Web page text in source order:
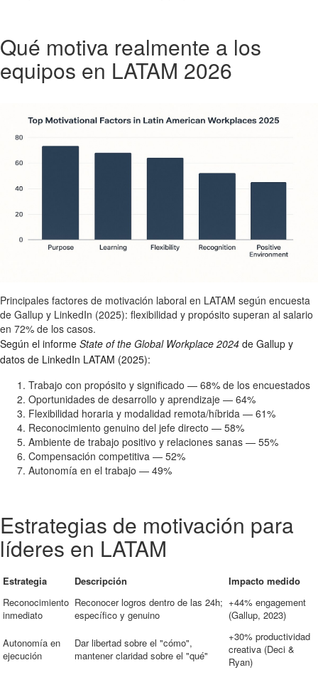
Qué motiva realmente a los
equipos en LATAM 2026
Principales factores de motivación laboral en LATAM según encuesta
de Gallup y LinkedIn (2025): flexibilidad y propósito superan al salario
en 72% de los casos.
Según el informe State of the Global Workplace 2024 de Gallup y
datos de LinkedIn LATAM (2025):
Trabajo con propósito y significado — 68% de los encuestados
Oportunidades de desarrollo y aprendizaje — 64%
Flexibilidad horaria y modalidad remota/híbrida — 61%
Reconocimiento genuino del jefe directo — 58%
Ambiente de trabajo positivo y relaciones sanas — 55%
Compensación competitiva — 52%
Autonomía en el trabajo — 49%
Estrategias de motivación para
líderes en LATAM
Estrategia Descripción
Impacto medido
Reconocimiento
inmediato
Reconocer logros dentro de las 24h;
específico y genuino
+44% engagement
(Gallup, 2023)
Autonomía en
ejecución
Dar libertad sobre el "cómo",
mantener claridad sobre el "qué"
+30% productividad
creativa (Deci &
Ryan)